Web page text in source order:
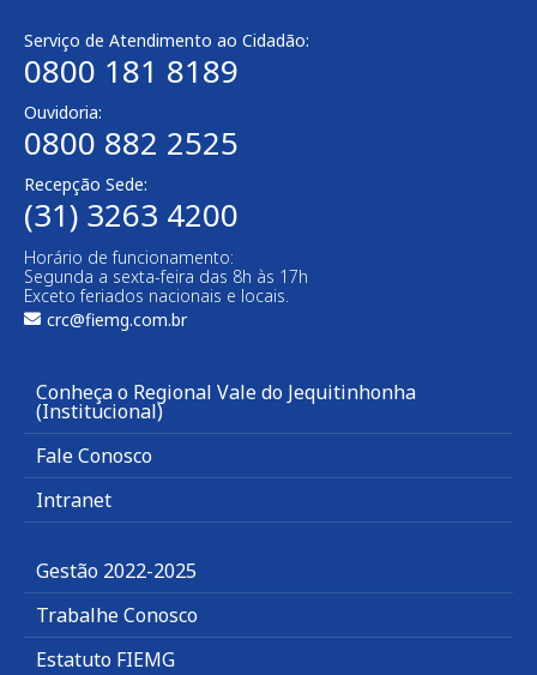
Serviço de Atendimento ao Cidadão:
0800 181 8189
Ouvidoria:
0800 882 2525
Recepção Sede:
(31) 3263 4200
Horário de funcionamento:
Segunda a sexta-feira das 8h às 17h
Exceto feriados nacionais e locais.
crc@fiemg.com.br
Conheça o Regional Vale do Jequitinhonha
(Institucional)
Fale Conosco
Intranet
Gestão 2022-2025
Trabalhe Conosco
Estatuto FIEMG